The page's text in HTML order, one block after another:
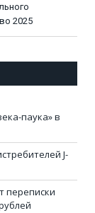
2025
паука» в
J-
переписки